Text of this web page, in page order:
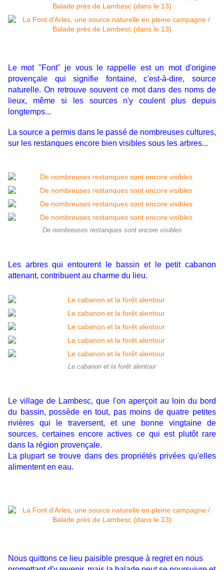
Le mot "Font" je vous le rappelle est un mot d'origine
provençale qui signifie fontaine, c'est-à-dire, source
naturelle. On retrouve souvent ce mot dans des noms de
lieux, même si les sources n'y coulent plus depuis
longtemps...
La source a permis dans le passé de nombreuses cultures,
sur les restanques encore bien visibles sous les arbres...
De nombreuses restanques sont encore visibles
Les arbres qui entourent le bassin et le petit cabanon
attenant, contribuent au charme du lieu.
Le cabanon et la forêt alentour
Le village de Lambesc, que l'on aperçoit au loin du bord
du bassin, possède en tout, pas moins de quatre petites
rivières qui le traversent, et une bonne vingtaine de
sources, certaines encore actives ce qui est plutôt rare
dans la région provençale.
La plupart se trouve dans des propriétés privées qu'elles
alimentent en eau.
Nous quittons ce lieu paisible presque à regret en nous